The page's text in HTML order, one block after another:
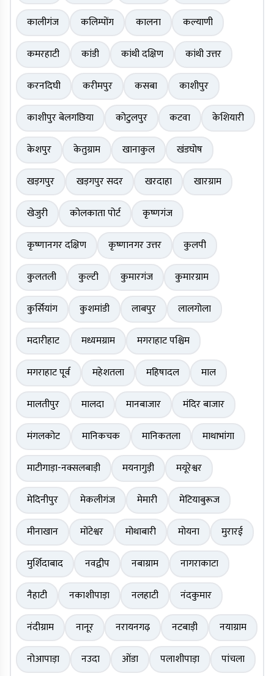
कालीगंज
कलिम्पोंग कालना
कल्याणी
कमरहाटी
कांडी कांथी दक्षिण
कांथी उत्तर
करनदिघी
करीमपुर कसबा
काशीपुर
काशीपुर बेलगछिया
कोटुलपुर कटवा
केशियारी
केशपुर
केतुग्राम खानाकुल
खंडघोष
खड़गपुर
खड़गपुर सदर खरदाहा
खारग्राम
खेजुरी
कोलकाता पोर्ट
कृष्णगंज
कृष्णानगर दक्षिण
कृष्णानगर उत्तर
कुलपी
कुलतली
कुल्टी कुमारगंज
कुमारग्राम
कुर्सियांग
कुशमांडी लाबपुर
लालगोला
मदारीहाट
मध्यमग्राम
मगराहाट पश्चिम
मगराहाट पूर्व
महेशतला महिषादल
माल
मालतीपुर
मालदा मानबाजार
मंदिर बाजार
मंगलकोट
मानिकचक मानिकतला
माथाभांगा
माटीगाड़ा-नक्सलबाड़ी
मयनागुड़ी
मयूरेश्वर
मेदिनीपुर
मेकलीगंज मेमारी
मेटियाबुरूज
मीनाखान
मोंटेश्वर मोथाबारी मोयना
मुरारई
मुर्शिदाबाद
नवद्वीप नबाग्राम
नागराकाटा
नैहाटी
नकाशीपाड़ा नलहाटी
नंदकुमार
नंदीग्राम
नानूर नरायनगढ़ नटबाड़ी
नयाग्राम
नोआपाड़ा
नउदा ओंडा पलाशीपाड़ा पांचला